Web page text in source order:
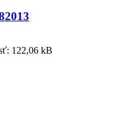
122,06 kB